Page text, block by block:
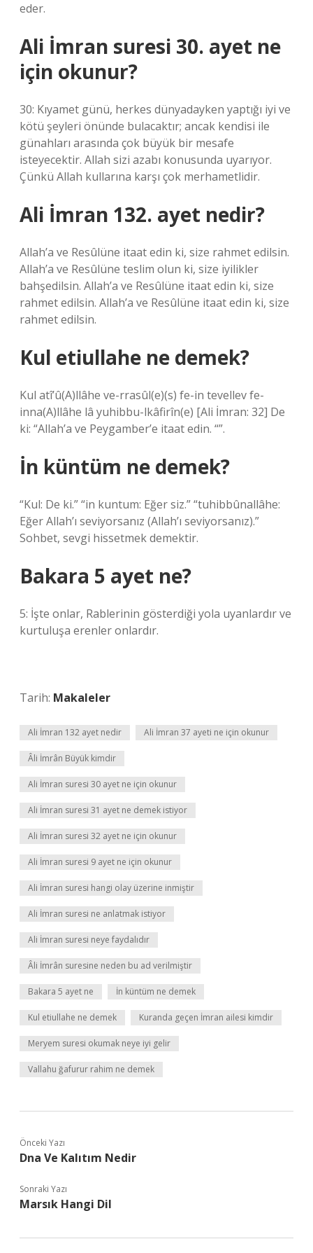
eder.
Ali İmran suresi 30. ayet ne
için okunur?
30: Kıyamet günü, herkes dünyadayken yaptığı iyi ve
kötü şeyleri önünde bulacaktır; ancak kendisi ile
günahları arasında çok büyük bir mesafe
isteyecektir. Allah sizi azabı konusunda uyarıyor.
Çünkü Allah kullarına karşı çok merhametlidir.
Ali İmran 132. ayet nedir?
Allah’a ve Resûlüne itaat edin ki, size rahmet edilsin.
Allah’a ve Resûlüne teslim olun ki, size iyilikler
bahşedilsin. Allah’a ve Resûlüne itaat edin ki, size
rahmet edilsin. Allah’a ve Resûlüne itaat edin ki, size
rahmet edilsin.
Kul etiullahe ne demek?
Kul atî’û(A)llâhe ve-rrasûl(e)(s) fe-in tevellev fe-
inna(A)llâhe lâ yuhibbu-lkâfirîn(e) [Ali İmran: 32] De
ki: “Allah’a ve Peygamber’e itaat edin. “”.
İn küntüm ne demek?
“Kul: De ki.” “in kuntum: Eğer siz.” “tuhibbûnallâhe:
Eğer Allah’ı seviyorsanız (Allah’ı seviyorsanız).”
Sohbet, sevgi hissetmek demektir.
Bakara 5 ayet ne?
5: İşte onlar, Rablerinin gösterdiği yola uyanlardır ve
kurtuluşa erenler onlardır.
Tarih: Makaleler
Ali İmran 132 ayet nedir Ali İmran 37 ayeti ne için okunur
Âli İmrân Büyük kimdir
Ali İmran suresi 30 ayet ne için okunur
Ali İmran suresi 31 ayet ne demek istiyor
Ali İmran suresi 32 ayet ne için okunur
Ali İmran suresi 9 ayet ne için okunur
Ali İmran suresi hangi olay üzerine inmiştir
Ali İmran suresi ne anlatmak istiyor
Ali İmran suresi neye faydalıdır
Âli İmrân suresine neden bu ad verilmiştir
Bakara 5 ayet ne İn küntüm ne demek
Kul etiullahe ne demek Kuranda geçen İmran ailesi kimdir
Meryem suresi okumak neye iyi gelir
Vallahu ğafurur rahim ne demek
Önceki Yazı
Dna Ve Kalıtım Nedir
Sonraki Yazı
Marsık Hangi Dil